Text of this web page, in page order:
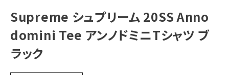
キャップ・ハット
ニット帽・ビーニー
Supreme シュプリーム 20SS Anno
domini Tee アンノドミニTシャツ ブ
ラック